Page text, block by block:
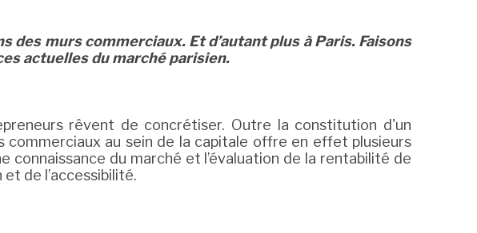
murs commerciaux. Et d’autant plus à Paris. Faisons
actuelles du marché parisien.
rêvent de concrétiser. Outre la constitution d'un
au sein de la capitale offre en effet plusieurs
connaissance du marché et l’évaluation de la rentabilité de
de l’accessibilité.